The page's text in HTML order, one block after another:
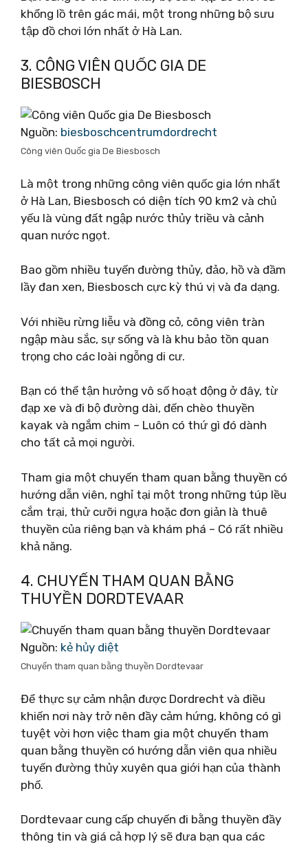
khổng lồ trên gác mái, một trong những bộ sưu
tập đồ chơi lớn nhất ở Hà Lan.
3. CÔNG VIÊN QUỐC GIA DE
BIESBOSCH
Nguồn: biesboschcentrumdordrecht
Công viên Quốc gia De Biesbosch
Là một trong những công viên quốc gia lớn nhất
ở Hà Lan, Biesbosch có diện tích 90 km2 và chủ
yếu là vùng đất ngập nước thủy triều và cảnh
quan nước ngọt.
Bao gồm nhiều tuyến đường thủy, đảo, hồ và đầm
lầy đan xen, Biesbosch cực kỳ thú vị và đa dạng.
Với nhiều rừng liễu và đồng cỏ, công viên tràn
ngập màu sắc, sự sống và là khu bảo tồn quan
trọng cho các loài ngỗng di cư.
Bạn có thể tận hưởng vô số hoạt động ở đây, từ
đạp xe và đi bộ đường dài, đến chèo thuyền
kayak và ngắm chim – Luôn có thứ gì đó dành
cho tất cả mọi người.
Tham gia một chuyến tham quan bằng thuyền có
hướng dẫn viên, nghỉ tại một trong những túp lều
cắm trại, thử cưỡi ngựa hoặc đơn giản là thuê
thuyền của riêng bạn và khám phá – Có rất nhiều
khả năng.
4. CHUYẾN THAM QUAN BẰNG
THUYỀN DORDTEVAAR
Nguồn: kẻ hủy diệt
Chuyến tham quan bằng thuyền Dordtevaar
Để thực sự cảm nhận được Dordrecht và điều
khiến nơi này trở nên đầy cảm hứng, không có gì
tuyệt vời hơn việc tham gia một chuyến tham
quan bằng thuyền có hướng dẫn viên qua nhiều
tuyến đường thủy xuyên qua giới hạn của thành
phố.
Dordtevaar cung cấp chuyến đi bằng thuyền đầy
thông tin và giá cả hợp lý sẽ đưa bạn qua các